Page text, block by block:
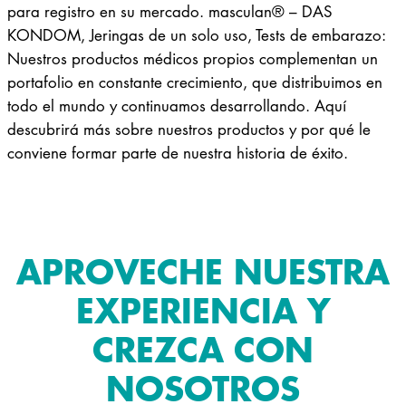
para registro en su mercado. masculan® – DAS
KONDOM, Jeringas de un solo uso, Tests de embarazo:
Nuestros productos médicos propios complementan un
portafolio en constante crecimiento, que distribuimos en
todo el mundo y continuamos desarrollando. Aquí
descubrirá más sobre nuestros productos y por qué le
conviene formar parte de nuestra historia de éxito.
APROVECHE NUESTRA
EXPERIENCIA Y
CREZCA CON
NOSOTROS